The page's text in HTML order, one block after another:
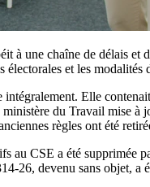
à une chaîne de délais
et les modalités
Elle
du Travail mise
règles ont été
au CSE a été
26, devenu sans objet, a